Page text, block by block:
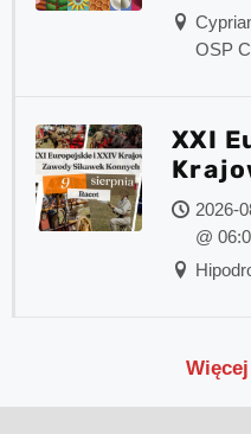
OSP
XXI
2026-
@